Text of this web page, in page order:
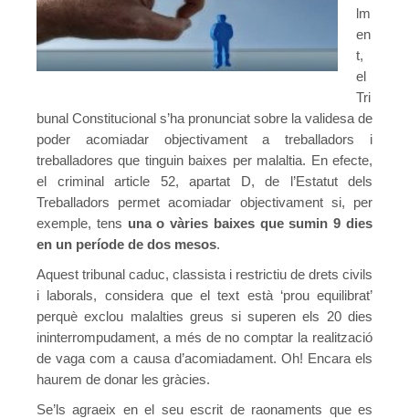
Real Decret 8/2020
18/03/2020 – (1) Anàlisis d’urgència del RDL 8/2020 de
18/03/2020 – (2) Anàlisis d’urgència del RDL 8/2020 de
Suspensió serveis no essencials
Més informació
lm
en
t,
el
Tri
bunal Constitucional s’ha pronunciat sobre la validesa de
poder acomiadar objectivament a treballadors i
treballadores que tinguin baixes per malaltia. En efecte,
el criminal article 52, apartat D, de l’Estatut dels
Treballadors permet acomiadar objectivament si, per
exemple, tens una o vàries baixes que sumin 9 dies
en un període de dos mesos.
Aquest tribunal caduc, classista i restrictiu de drets civils
i laborals, considera que el text està ‘prou equilibrat’
perquè exclou malalties greus si superen els 20 dies
ininterrompudament, a més de no comptar la realització
de vaga com a causa d’acomiadament. Oh! Encara els
haurem de donar les gràcies.
Se’ls agraeix en el seu escrit de raonaments que es